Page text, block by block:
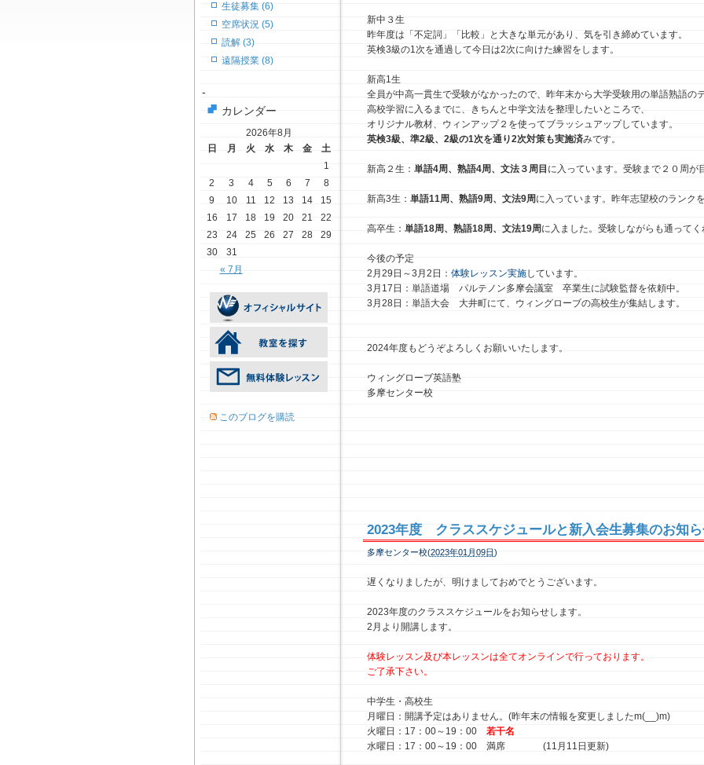
新中３生
昨年度は「不定詞」「比較」と大きな単元があり、気を引き締めています。
英検3級の1次を通過して今日は2次に向けた練習をします。
新高1生
全員が中高一貫生で受験がなかったので、昨年末から大学受験用の単語熟語の
高校学習に入るまでに、きちんと中学文法を整理したいところで、
オリジナル教材、ウィンアップ２を使ってブラッシュアップしています。
英検3級、準2級、2級の1次を通り2次対策も実施済みです。
新高２生： 単語4周、熟語4周、文法３周目 に入っています。受験まで２０周が
新高3生： 単語11周、熟語9周、文法9周 に入っています。昨年志望校のランク
高卒生： 単語18周、熟語18周、文法19周 に入ました。受験しながらも通って
今後の予定
2月29日～3月2日： 体験レッスン実施しています。
3月17日：単語道場 パルテノン多摩会議室 卒業生に試験監督を依頼中。
3月28日：単語大会 大井町にて、ウィングローブの高校生が集結します。
2024年度もどうぞよろしくお願いいたします。
ウィングローブ英語塾
多摩センター校
2023年度 クラススケジュールと新入会生募集のお知
多摩センター校(2023年01月09日)
遅くなりましたが、明けましておめでとうございます。
2023年度のクラススケジュールをお知らせします。
2月より開講します。
体験レッスン及び本レッスンは全てオンラインで行っております。
ご了承下さい。
中学生・高校生
月曜日：開講予定はありません。(昨年末の情報を変更しましたm(__)m)
火曜日：17：00～19：00 若干名
水曜日：17：00～19：00 満席 (11月11日更新)
生徒募集 (6)
空席状況 (5)
読解 (3)
遠隔授業 (8)
-
カレンダー
2026年8月
日
月 火 水 木 金 土
« 7月
1
2
3 4 5 6 7
8
9
10 11 12 13 14
15
16
17 18 19 20 21
22
23
24 25 26 27 28
29
30
31
このブログを購読